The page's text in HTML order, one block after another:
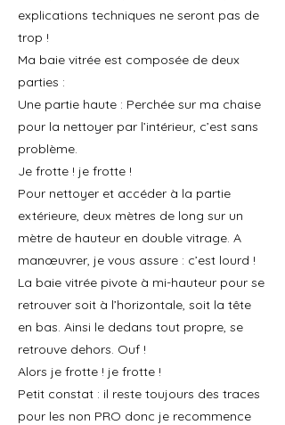
explications techniques ne seront pas de
trop !
Ma baie vitrée est composée de deux
parties :
Une partie haute : Perchée sur ma chaise
pour la nettoyer par l’intérieur, c’est sans
problème.
Je frotte ! je frotte !
Pour nettoyer et accéder à la partie
extérieure, deux mètres de long sur un
mètre de hauteur en double vitrage. A
manœuvrer, je vous assure : c’est lourd !
La baie vitrée pivote à mi-hauteur pour se
retrouver soit à l’horizontale, soit la tête
en bas. Ainsi le dedans tout propre, se
retrouve dehors. Ouf !
Alors je frotte ! je frotte !
Petit constat : il reste toujours des traces
pour les non PRO donc je recommence